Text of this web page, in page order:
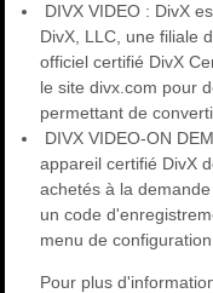
DIVX VIDEO : DivX
DivX, LLC, une filiale
officiel certifié DivX
le site divx.com pour
permettant de
DIVX VIDEO-ON
appareil certifié DivX
achetés à la
un code
menu de
Pour plus